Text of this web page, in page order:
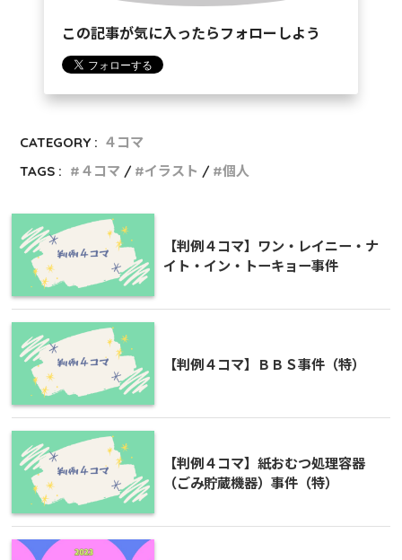
この記事が気に入ったらフォローしよう
CATEGORY : ４コマ
TAGS :
４コマ イラスト 個人
【判例４コマ】ワン・レイニー・ナ
イト・イン・トーキョー事件
【判例４コマ】ＢＢＳ事件（特）
【判例４コマ】紙おむつ処理容器
（ごみ貯蔵機器）事件（特）